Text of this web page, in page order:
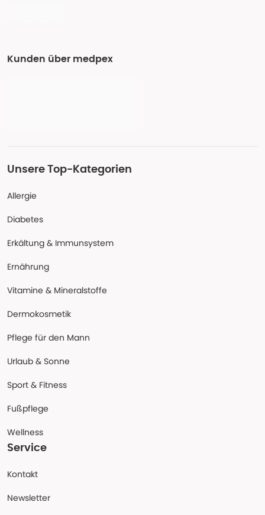
Kunden über medpex
Unsere Top-Kategorien
Allergie
Diabetes
Erkältung & Immunsystem
Ernährung
Vitamine & Mineralstoffe
Dermokosmetik
Pflege für den Mann
Urlaub & Sonne
Sport & Fitness
Fußpflege
Wellness
Service
Kontakt
Newsletter